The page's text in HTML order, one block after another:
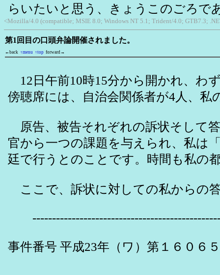
らいたいと思う、きょうこのごろで
<Mozilla/4.0 (compatible; MSIE 8.0; Windows NT 5.1; Trident/4.0; GTB7.3;
第1回目の口頭弁論開催されました。
←back ↑menu ↑top forward→
12日午前10時15分から開かれ、わ
傍聴席には、自治会関係者が4人、
原告、被告それぞれの訴状そして
官から一つの課題を与えられ、私は
廷で行うとのことです。時間も私の
ここで、訴状に対しての私からの
事件番号 平成23年（ワ）第１６０６